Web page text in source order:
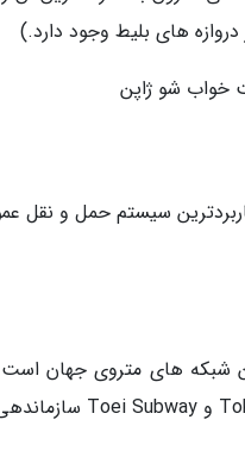
های بلیط وجود دارد.)
خواب شو ژاپن
سیستم حمل و
شبکه های متروی جهان